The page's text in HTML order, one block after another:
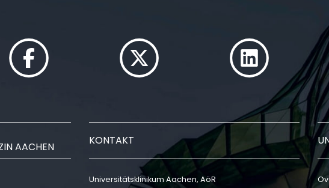
AACHEN
KONTAKT
Universitätsklinikum Aachen, AöR